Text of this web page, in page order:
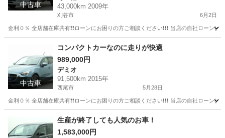
中古車
43,000km 2009年
刈谷市 6月2日
金利０％ 全店舗在庫共有❗️❗️ローンにお困りの方ご相談ください❗️❗️❗️ 当店の自社ロ
その他 トラック
中古車
コンパクトカーなのに走りが快適
989,000円
デミオ
91,500km 2015年
西尾市 5月28日
金利０％ 全店舗在庫共有❗️❗️ローンにお困りの方ご相談ください❗️❗️❗️ 当店の自社ロ
デミオ コンパクトカー
生産が終了しても人気のお車！
1,583,000円